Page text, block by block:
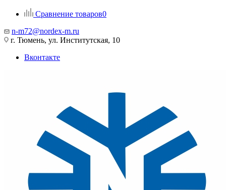
Сравнение товаров0
n-m72@nordex-m.ru
г. Тюмень, ул. Институтская, 10
Вконтакте